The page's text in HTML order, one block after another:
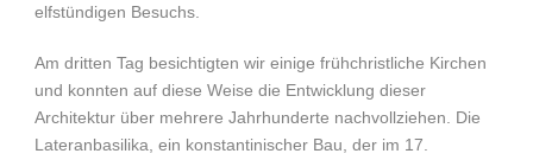
elfstündigen Besuchs.
Am dritten Tag besichtigten wir einige frühchristliche Kirchen
und konnten auf diese Weise die Entwicklung dieser
Architektur über mehrere Jahrhunderte nachvollziehen. Die
Lateranbasilika, ein konstantinischer Bau, der im 17.